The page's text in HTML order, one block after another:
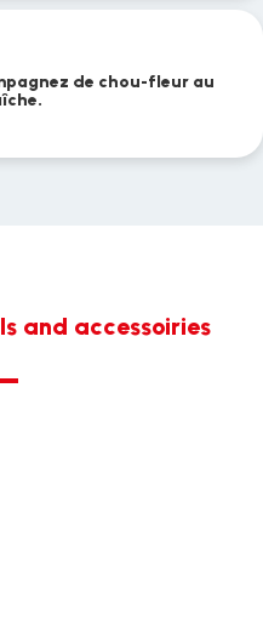
de chou-fleur au
and accessoiries